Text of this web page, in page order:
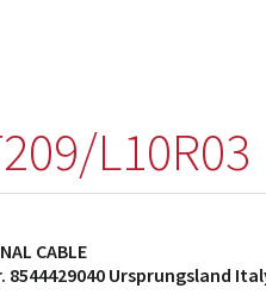
L10R03
CABLE
Ursprungsland